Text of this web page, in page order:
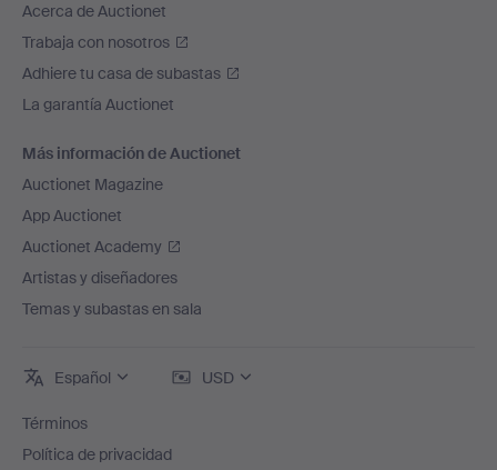
Acerca de Auctionet
Trabaja con nosotros
Adhiere tu casa de subastas
La garantía Auctionet
Más información de Auctionet
Auctionet Magazine
App Auctionet
Auctionet Academy
Artistas y diseñadores
Temas y subastas en sala
Español USD
Términos
Política de privacidad